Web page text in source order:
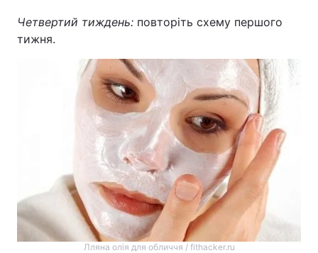
Четвертий тиждень: повторіть схему першого
тижня.
Лляна олія для обличчя / fithacker.ru